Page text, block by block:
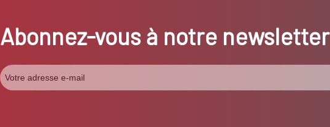
Abonnez-vous à notre newsletter